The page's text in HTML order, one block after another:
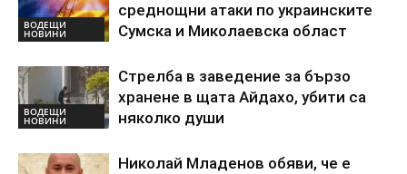
ВОДЕЩИ
НОВИНИ
среднощни атаки по украинските
Сумска и Миколаевска област
ВОДЕЩИ
НОВИНИ
Стрелба в заведение за бързо
хранене в щата Айдахо, убити са
няколко души
Николай Младенов обяви, че е